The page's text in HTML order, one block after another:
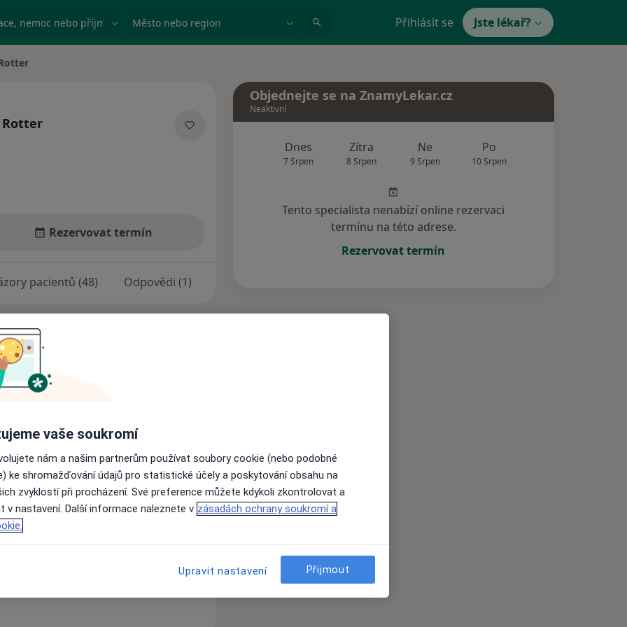
nemoc nebo příjmení Město nebo region Přihlásit se Jste lékař?
Rotter
Rezervovat termín
pacientů (48) Odpovědi (1)
Brno - všeobecné lékařství
fakultě LF MU Brno
LF MU Brno (vedoucí lékař)
LF MU Brno (vrchní služby, velká
lékař gynekologie a Centra
nejsou k dispozici
informace o svých službách.
Objednejte se na ZnamyLekar.cz
Neaktivní
Dnes
7 Srpen
Zítra
8 Srpen
Ne
9 Srpen
Po
10 Srpen
Tento specialista nenabízí online rezervaci
termínu na této adrese.
Rezervovat termín
vaše soukromí
nám a našim partnerům používat soubory cookie (nebo podobné
ke shromažďování údajů pro statistické účely a poskytování obsahu na
zvyklostí při procházení. Své preference můžete kdykoli zkontrolovat a
v nastavení. Další informace naleznete v zásadách ochrany soukromí a
Upravit nastavení Přijmout